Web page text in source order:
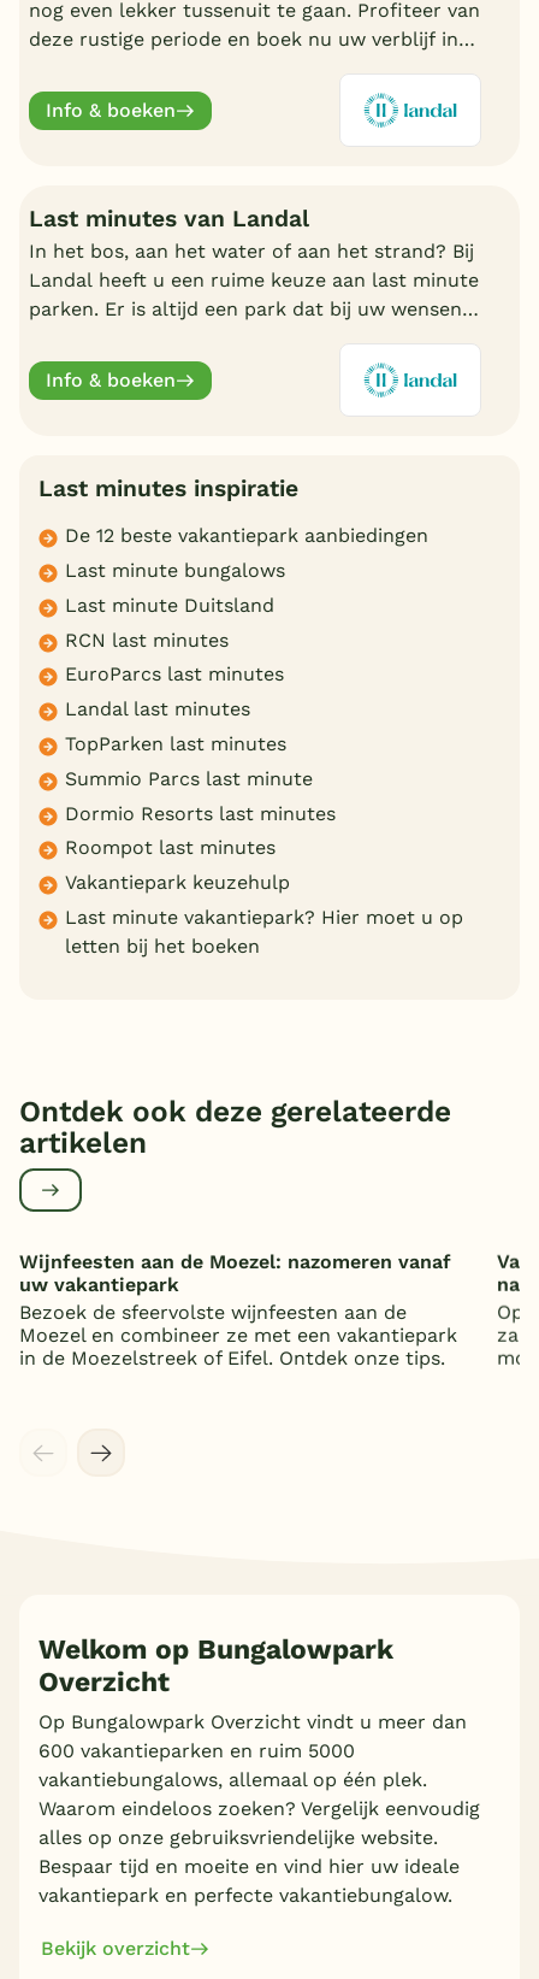
nog even lekker tussenuit te gaan. Profiteer van
deze rustige periode en boek nu uw verblijf in
Info & boeken
Last minutes van Landal
In het bos, aan het water of aan het strand? Bij
Landal heeft u een ruime keuze aan last minute
parken. Er is altijd een park dat bij uw wensen
online.
Info & boeken
Last minutes inspiratie
De 12 beste vakantiepark aanbiedingen
Last minute bungalows
Last minute Duitsland
RCN last minutes
EuroParcs last minutes
Landal last minutes
TopParken last minutes
Summio Parcs last minute
Dormio Resorts last minutes
Roompot last minutes
Vakantiepark keuzehulp
Last minute vakantiepark? Hier moet u op
letten bij het boeken
Ontdek ook deze gerelateerde
artikelen
Wijnfeesten aan de Moezel: nazomeren vanaf
uw vakantiepark
Bezoek de sfeervolste wijnfeesten aan de
Moezel en combineer ze met een vakantiepark
in de Moezelstreek of Eifel. Ontdek onze tips.
Op
Welkom op Bungalowpark
Overzicht
Op Bungalowpark Overzicht vindt u meer dan
600 vakantieparken en ruim 5000
vakantiebungalows, allemaal op één plek.
Waarom eindeloos zoeken? Vergelijk eenvoudig
alles op onze gebruiksvriendelijke website.
Bespaar tijd en moeite en vind hier uw ideale
vakantiepark en perfecte vakantiebungalow.
Bekijk overzicht